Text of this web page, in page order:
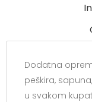
Dodatna
peškira,
u svakom